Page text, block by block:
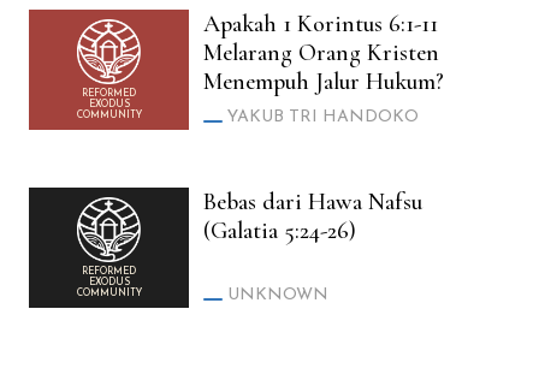
REFORMED
EXODUS
COMMUNITY
Apakah 1 Korintus 6:1-11
Melarang Orang Kristen
Menempuh Jalur Hukum?
YAKUB TRI HANDOKO
REFORMED
EXODUS
COMMUNITY
Bebas dari Hawa Nafsu
(Galatia 5:24-26)
UNKNOWN